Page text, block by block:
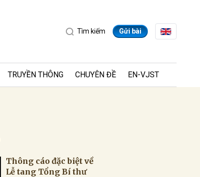
Tìm kiếm Gửi bài
TRUYỀN THÔNG CHUYÊN ĐỀ EN-VJST
Thông cáo đặc biệt về
Lễ tang Tổng Bí thư